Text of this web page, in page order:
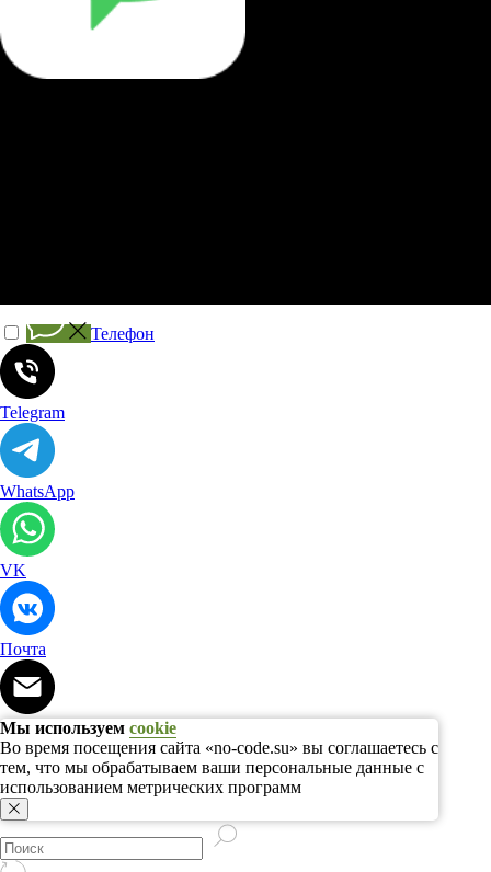
Телефон
Telegram
WhatsApp
VK
Почта
Мы используем cookie
Во время посещения сайта «no-code.su» вы соглашаетесь с
тем, что мы обрабатываем ваши персональные данные с
использованием метрических программ